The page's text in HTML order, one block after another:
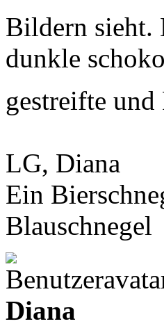
Bildern sieht.
dunkle
gestreifte
LG, Diana
Ein
Blauschnegel
Diana